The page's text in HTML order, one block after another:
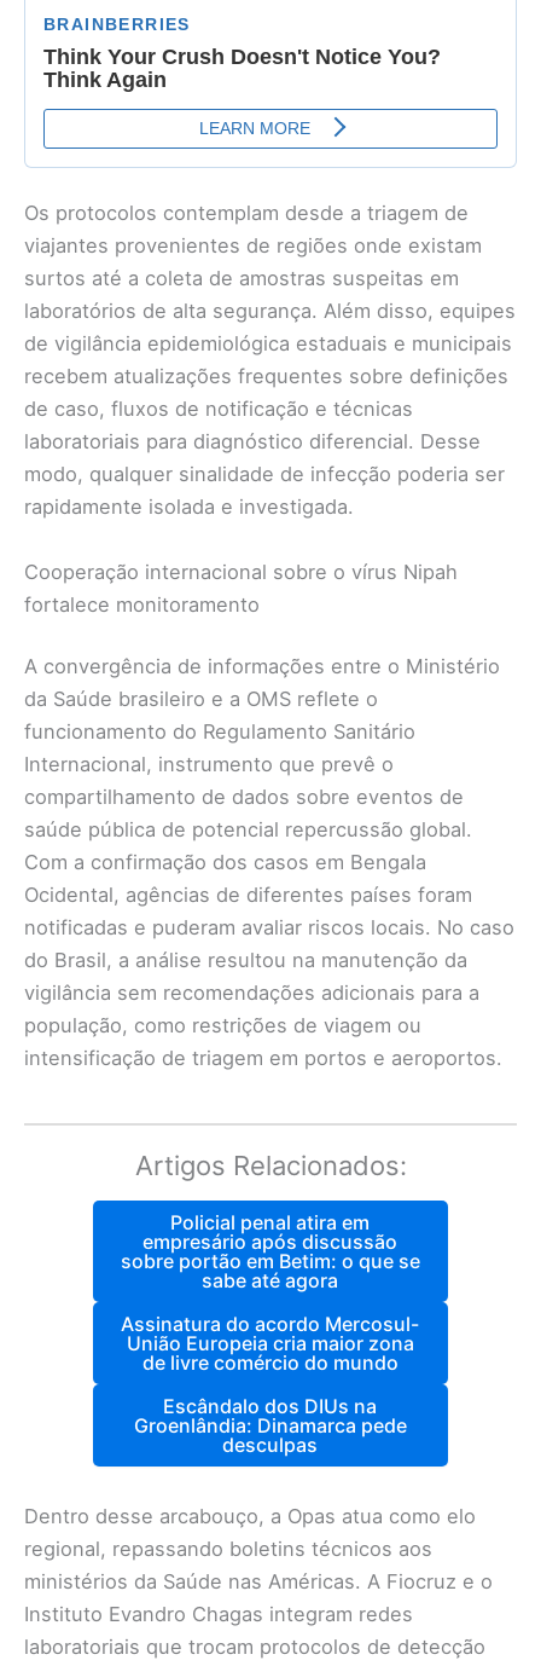
Os protocolos contemplam desde a triagem de
viajantes provenientes de regiões onde existam
surtos até a coleta de amostras suspeitas em
laboratórios de alta segurança. Além disso, equipes
de vigilância epidemiológica estaduais e municipais
recebem atualizações frequentes sobre definições
de caso, fluxos de notificação e técnicas
laboratoriais para diagnóstico diferencial. Desse
modo, qualquer sinalidade de infecção poderia ser
rapidamente isolada e investigada.
Cooperação internacional sobre o vírus Nipah
fortalece monitoramento
A convergência de informações entre o Ministério
da Saúde brasileiro e a OMS reflete o
funcionamento do Regulamento Sanitário
Internacional, instrumento que prevê o
compartilhamento de dados sobre eventos de
saúde pública de potencial repercussão global.
Com a confirmação dos casos em Bengala
Ocidental, agências de diferentes países foram
notificadas e puderam avaliar riscos locais. No caso
do Brasil, a análise resultou na manutenção da
vigilância sem recomendações adicionais para a
população, como restrições de viagem ou
intensificação de triagem em portos e aeroportos.
Artigos Relacionados:
Policial penal atira em
empresário após discussão
sobre portão em Betim: o que se
sabe até agora
Assinatura do acordo Mercosul-
União Europeia cria maior zona
de livre comércio do mundo
Escândalo dos DIUs na
Groenlândia: Dinamarca pede
desculpas
Dentro desse arcabouço, a Opas atua como elo
regional, repassando boletins técnicos aos
ministérios da Saúde nas Américas. A Fiocruz e o
Instituto Evandro Chagas integram redes
laboratoriais que trocam protocolos de detecção